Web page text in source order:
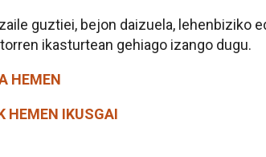
guztiei, bejon daizuela, lehenbiziko
ikasturtean gehiago izango dugu.
HEMEN
HEMEN IKUSGAI